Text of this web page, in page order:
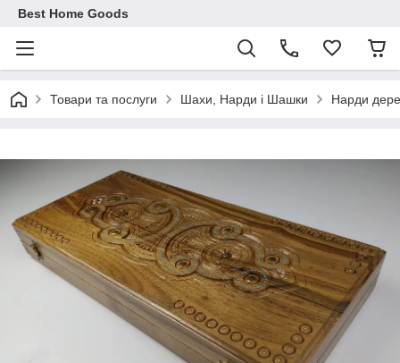
Best Home Goods
Товари та послуги Шахи, Нарди і Шашки Нарди